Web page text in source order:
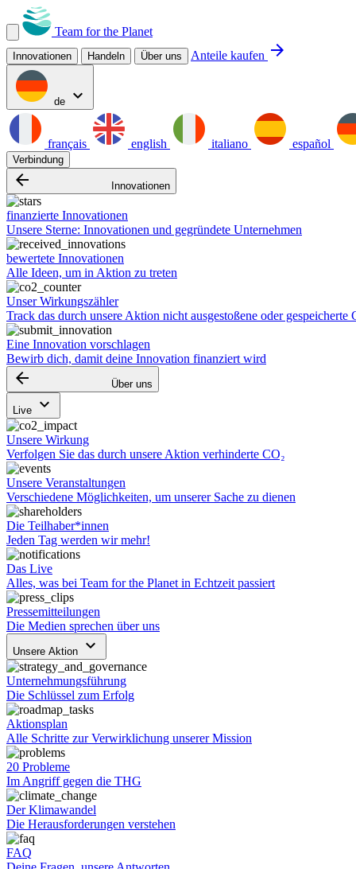
Team for the Planet
Innovationen Handeln Über uns Anteile kaufen arrow_forward
de expand_more
français english italiano español
Verbindung
arrow_backward Innovationen
finanzierte Innovationen
Unsere Sterne: Innovationen und gegründete Unternehmen
bewertete Innovationen
Alle Ideen, um in Aktion zu treten
Unser Wirkungszähler
Track das durch unsere Aktion nicht ausgestoßene oder gespeicherte
Eine Innovation vorschlagen
Bewirb dich, damit deine Innovation finanziert wird
arrow_backward Über uns
Live keyboard_arrow_down
Unsere Wirkung
Verfolgen Sie das durch unsere Aktion verhinderte CO₂
Unsere Veranstaltungen
Verschiedene Möglichkeiten, um unserer Sache zu dienen
Die Teilhaber*innen
Jeden Tag werden wir mehr!
Das Live
Alles, was bei Team for the Planet in Echtzeit passiert
Pressemitteilungen
Die Medien sprechen über uns
Unsere Aktion keyboard_arrow_down
Unternehmungsführung
Die Schlüssel zum Erfolg
Aktionsplan
Alle Schritte zur Verwirklichung unserer Mission
20 Probleme
Im Angriff gegen die THG
Der Klimawandel
Die Herausforderungen verstehen
FAQ